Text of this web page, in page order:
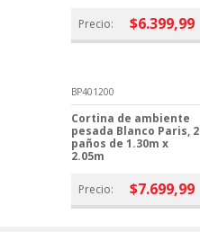
Precio: $6.399,99
BP401200
Cortina de ambiente
pesada Blanco Paris, 2
paños de 1.30m x
2.05m
Precio: $7.699,99